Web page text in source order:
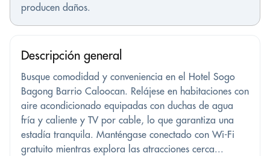
producen daños.
Descripción general
Busque comodidad y conveniencia en el Hotel Sogo
Bagong Barrio Caloocan. Relájese en habitaciones con
aire acondicionado equipadas con duchas de agua
fría y caliente y TV por cable, lo que garantiza una
estadía tranquila. Manténgase conectado con Wi-Fi
gratuito mientras explora las atracciones cerca...